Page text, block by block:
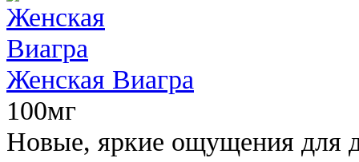
Женская Виагра
100мг
Новые, яркие ощущения для